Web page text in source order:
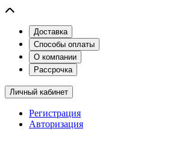
Доставка
Способы оплаты
О компании
Рассрочка
Личный кабинет
Регистрация
Авторизация